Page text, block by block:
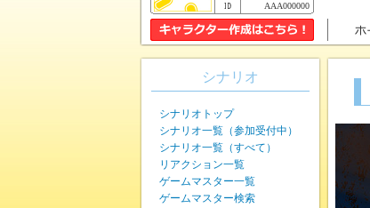
AAA000000
シナリオ
シナリオトップ
シナリオ一覧（参加受付中）
シナリオ一覧（すべて）
リアクション一覧
ゲームマスター一覧
ゲームマスター検索